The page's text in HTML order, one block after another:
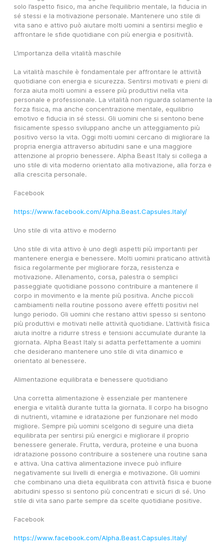
solo l’aspetto fisico, ma anche l’equilibrio mentale, la fiducia in
sé stessi e la motivazione personale. Mantenere uno stile di
vita sano e attivo può aiutare molti uomini a sentirsi meglio e
affrontare le sfide quotidiane con più energia e positività.
L’importanza della vitalità maschile
La vitalità maschile è fondamentale per affrontare le attività
quotidiane con energia e sicurezza. Sentirsi motivati e pieni di
forza aiuta molti uomini a essere più produttivi nella vita
personale e professionale. La vitalità non riguarda solamente la
forza fisica, ma anche concentrazione mentale, equilibrio
emotivo e fiducia in sé stessi. Gli uomini che si sentono bene
fisicamente spesso sviluppano anche un atteggiamento più
positivo verso la vita. Oggi molti uomini cercano di migliorare la
propria energia attraverso abitudini sane e una maggiore
attenzione al proprio benessere. Alpha Beast Italy si collega a
uno stile di vita moderno orientato alla motivazione, alla forza e
alla crescita personale.
Facebook
https://www.facebook.com/Alpha.Beast.Capsules.Italy/
Uno stile di vita attivo e moderno
Uno stile di vita attivo è uno degli aspetti più importanti per
mantenere energia e benessere. Molti uomini praticano attività
fisica regolarmente per migliorare forza, resistenza e
motivazione. Allenamento, corsa, palestra o semplici
passeggiate quotidiane possono contribuire a mantenere il
corpo in movimento e la mente più positiva. Anche piccoli
cambiamenti nella routine possono avere effetti positivi nel
lungo periodo. Gli uomini che restano attivi spesso si sentono
più produttivi e motivati nelle attività quotidiane. L’attività fisica
aiuta inoltre a ridurre stress e tensioni accumulate durante la
giornata. Alpha Beast Italy si adatta perfettamente a uomini
che desiderano mantenere uno stile di vita dinamico e
orientato al benessere.
Alimentazione equilibrata e benessere quotidiano
Una corretta alimentazione è essenziale per mantenere
energia e vitalità durante tutta la giornata. Il corpo ha bisogno
di nutrienti, vitamine e idratazione per funzionare nel modo
migliore. Sempre più uomini scelgono di seguire una dieta
equilibrata per sentirsi più energici e migliorare il proprio
benessere generale. Frutta, verdura, proteine e una buona
idratazione possono contribuire a sostenere una routine sana
e attiva. Una cattiva alimentazione invece può influire
negativamente sui livelli di energia e motivazione. Gli uomini
che combinano una dieta equilibrata con attività fisica e buone
abitudini spesso si sentono più concentrati e sicuri di sé. Uno
stile di vita sano parte sempre da scelte quotidiane positive.
Facebook
https://www.facebook.com/Alpha.Beast.Capsules.Italy/